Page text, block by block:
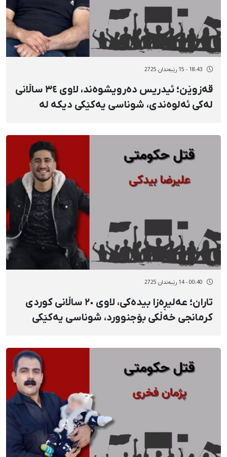
18:43 - 15 رێبەندان 2725
قەزوێن؛ ئیدریس دەرویشوەند، لاوی ٣٤ ساڵانی
لەکی ئەلوەندی، شوناسی یەکێکی دیکە لە
00:40 - 14 رێبەندان 2725
تاران؛ عەلیڕەزا بیدەکی، لاوی ٢٠ ساڵانی کوردی
کرمانجی خەڵکی بۆجنوورد، شوناسی یەکێکی
فیشەکی جەنگییە